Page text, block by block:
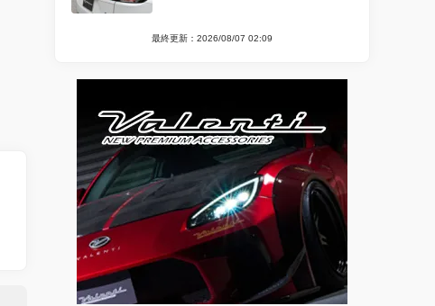
最終更新：2026/08/07 02:09